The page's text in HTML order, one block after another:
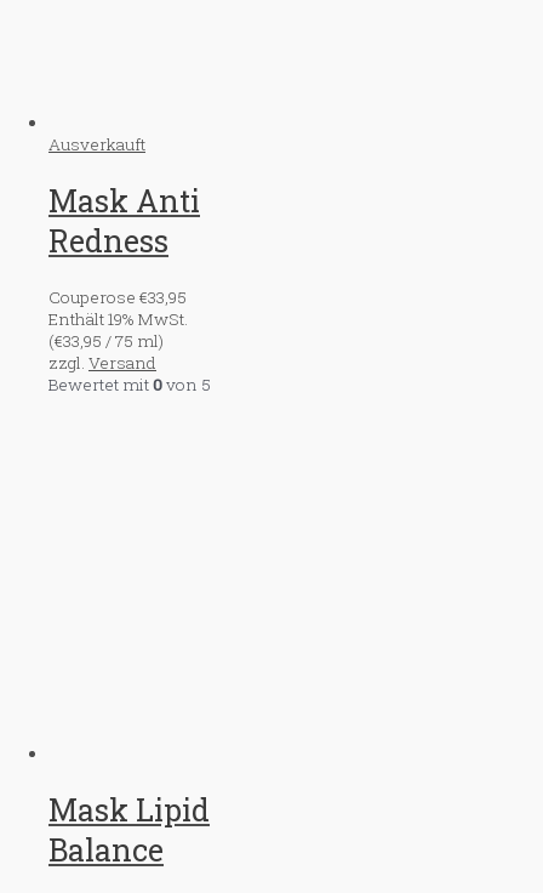
Ausverkauft
Mask Anti
Redness
Couperose €33,95
Enthält 19% MwSt.
(€33,95 / 75 ml)
zzgl. Versand
Bewertet mit0von 5
Mask Lipid
Balance